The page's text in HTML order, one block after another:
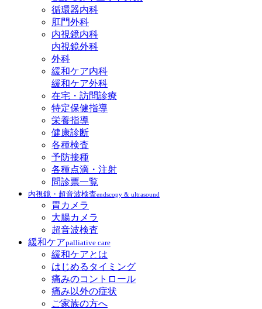
循環器内科
肛門外科
内視鏡内科
内視鏡外科
外科
緩和ケア内科
緩和ケア外科
在宅・訪問診療
特定保健指導
栄養指導
健康診断
各種検査
予防接種
各種点滴・注射
問診票一覧
内視鏡・超音波検査endscopy & ultrasound
胃カメラ
大腸カメラ
超音波検査
緩和ケアpalliative care
緩和ケアとは
はじめるタイミング
痛みのコントロール
痛み以外の症状
ご家族の方へ